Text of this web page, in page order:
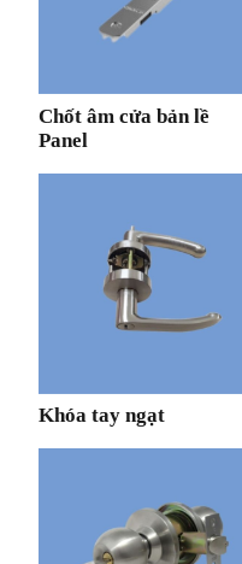
Chốt âm cửa bản lề
Panel
Khóa tay ngạt